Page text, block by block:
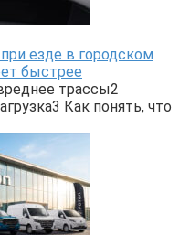
езде в городском
быстрее
трассы2
Как понять, что